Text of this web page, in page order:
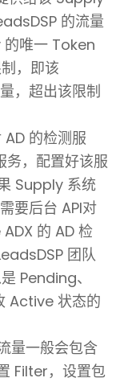
的流量
的唯一 Token
，即该
，超出该限制
的检测服
，配置好该服
Supply 系统
要后台 API对
的 AD 检
团队
Pending、
Active 状态的
量一般会包含
Filter，设置包